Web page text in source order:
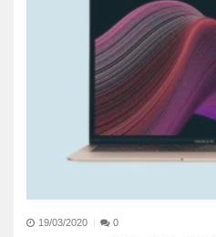
19/03/2020 0